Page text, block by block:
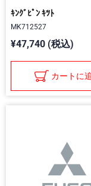
ｷﾝｸﾞﾋﾟﾝ ｷﾂﾄ
MK712527
¥47,740 (税込)
カートに